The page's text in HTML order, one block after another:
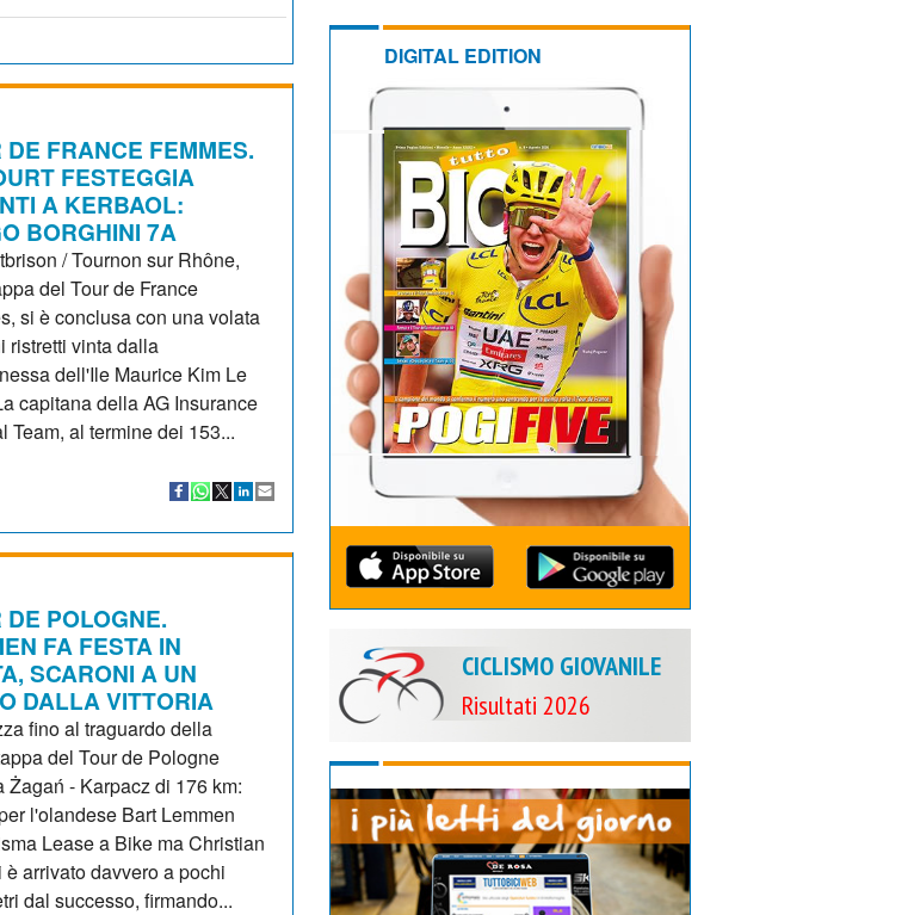
DE FRANCE FEMMES.
FESTEGGIA
A KERBAOL:
BORGHINI 7A
/ Tournon sur Rhône,
del Tour de France
si è conclusa con una volata
ristretti vinta dalla
dell'Ile Maurice Kim Le
capitana della AG Insurance
Team, al termine dei 153...
DE POLOGNE.
FA FESTA IN
SCARONI A UN
DALLA VITTORIA
fino al traguardo della
del Tour de Pologne
Żagań - Karpacz di 176 km:
l'olandese Bart Lemmen
Lease a Bike ma Christian
è arrivato davvero a pochi
dal successo, firmando...
DIGITAL EDITION
CICLISMO GIOVANILE
Risultati 2026